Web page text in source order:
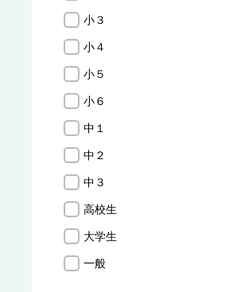
小３
小４
小５
小６
中１
中２
中３
高校生
大学生
一般